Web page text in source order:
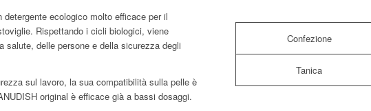
detergente ecologico molto efficace per il
Rispettando i cicli biologici, viene
salute, delle persone e della sicurezza degli
sul lavoro, la sua compatibilità sulla pelle è
original è efficace già a bassi dosaggi.
Confezione
Tanica